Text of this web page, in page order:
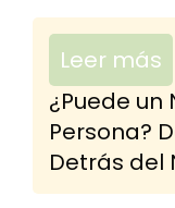
Leer más
¿Puede un
Persona?
Detrás del